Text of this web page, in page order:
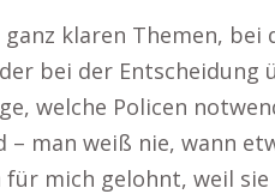
klaren Themen, bei
bei der Entscheidung
welche Policen
– man weiß nie, wann
mich gelohnt, weil